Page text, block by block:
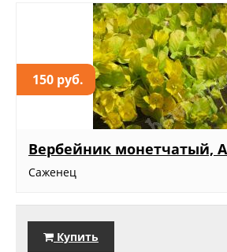
150 руб.
Вербейник монетчатый,
Саженец
Купить